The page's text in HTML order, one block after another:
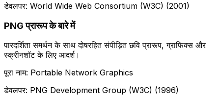
डेवलपर: World Wide Web Consortium (W3C) (2001)
PNG प्रारूप के बारे में
पारदर्शिता समर्थन के साथ दोषरहित संपीड़ित छवि प्रारूप, ग्राफिक्स और
स्क्रीनशॉट के लिए आदर्श।
पूरा नाम: Portable Network Graphics
डेवलपर: PNG Development Group (W3C) (1996)